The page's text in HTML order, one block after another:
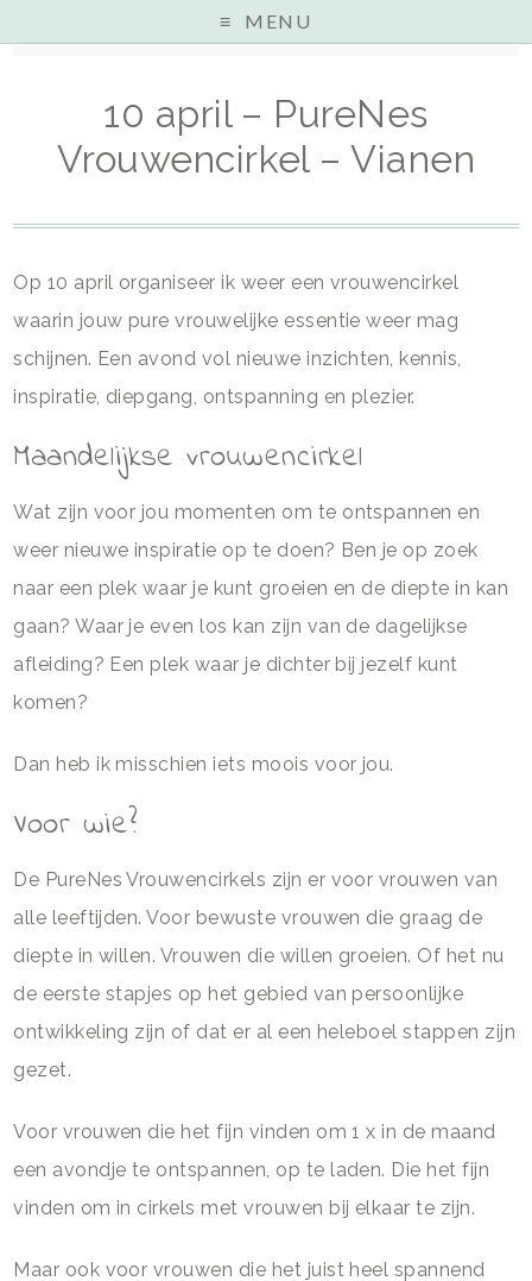
MENU
10 april – PureNes Vrouwencirkel – Vianen
10 april – PureNes
Vrouwencirkel – Vianen
Op 10 april organiseer ik weer een vrouwencirkel
waarin jouw pure vrouwelijke essentie weer mag
schijnen. Een avond vol nieuwe inzichten, kennis,
inspiratie, diepgang, ontspanning en plezier.
Maandelijkse vrouwencirkel
Wat zijn voor jou momenten om te ontspannen en
weer nieuwe inspiratie op te doen? Ben je op zoek
naar een plek waar je kunt groeien en de diepte in kan
gaan? Waar je even los kan zijn van de dagelijkse
afleiding? Een plek waar je dichter bij jezelf kunt
komen?
Dan heb ik misschien iets moois voor jou.
Voor wie?
De PureNes Vrouwencirkels zijn er voor vrouwen van
alle leeftijden. Voor bewuste vrouwen die graag de
diepte in willen. Vrouwen die willen groeien. Of het nu
de eerste stapjes op het gebied van persoonlijke
ontwikkeling zijn of dat er al een heleboel stappen zijn
gezet.
Voor vrouwen die het fijn vinden om 1 x in de maand
een avondje te ontspannen, op te laden. Die het fijn
vinden om in cirkels met vrouwen bij elkaar te zijn.
Maar ook voor vrouwen die het juist heel spannend